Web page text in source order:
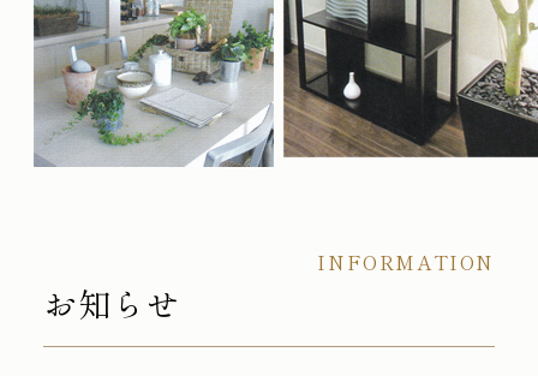
INFORMATION
お知らせ